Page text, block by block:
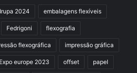
2024 embalagens flexíveis
Fedrigoni flexografia
flexográfica impressão gráfica
europe 2023 offset papel